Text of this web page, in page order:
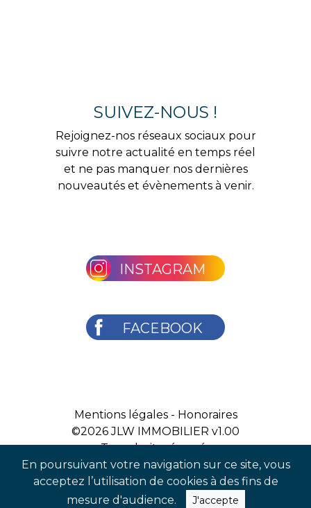
En poursuivant votre navigation sur ce site, vous
acceptez l’utilisation de cookies à des fins de
mesure d'audience.
J'accepte
SUIVEZ-NOUS !
Rejoignez-nos réseaux sociaux pour
suivre notre actualité en temps réel
et ne pas manquer nos dernières
nouveautés et évènements à venir.
INSTAGRAM
FACEBOOK
Mentions légales- Honoraires
©2026JLW IMMOBILIER v1.00
Tous droits réservés